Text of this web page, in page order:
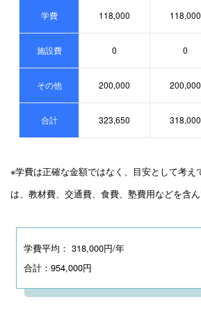
学費 118,000 118,000
施設費 0 0
その他 200,000 200,000
合計 323,650 318,000
※学費は正確な金額ではなく、目安として考え
は、教材費、交通費、食費、塾費用などを含ん
学費平均： 318,000円/年
合計：954,000円